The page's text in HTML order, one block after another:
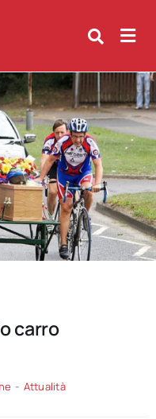
carro
- Attualità